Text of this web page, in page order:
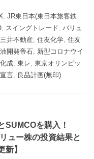
, JR東日本(東日本旅客鉄
, スイングトレード, バリュ
三井不動産, 住友化学, 住友
開発帝石, 新型コロナウイ
成, 東レ, 東京オリンピッ
言, 良品計画(無印)
SUMCOを購入！
ュー株の投資結果と
新】